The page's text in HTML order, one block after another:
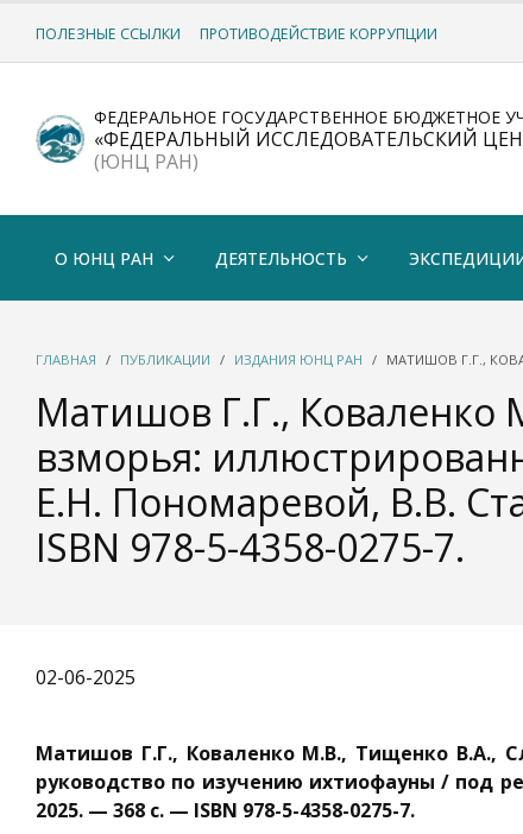
ПОЛЕЗНЫЕ ССЫЛКИ ПРОТИВОДЕЙСТВИЕ КОРРУПЦИИ
ФЕДЕРАЛЬНОЕ ГОСУДАРСТВЕННОЕ БЮДЖЕТНОЕ
«ФЕДЕРАЛЬНЫЙ ИССЛЕДОВАТЕЛЬСКИЙ
(ЮНЦ РАН)
О ЮНЦ РАН ДЕЯТЕЛЬНОСТЬ
ГЛАВНАЯ ПУБЛИКАЦИИ ИЗДАНИЯ ЮНЦ РАН МАТИШОВ Г.Г.,
Матишов Г.Г.,
взморья:
Е.Н. Пономаревой, В.В.
ISBN 978-5-4358-0275-7.
02-06-2025
Матишов Г.Г., Коваленко М.В., Тищенко В.А.,
руководство по изучению ихтиофауны / под
2025. — 368 с. — ISBN 978-5-4358-0275-7.